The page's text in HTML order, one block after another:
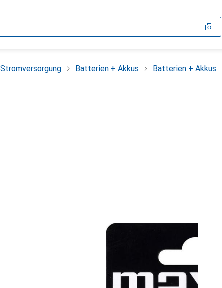
Stromversorgung Batterien + Akkus Batterien + Akkus